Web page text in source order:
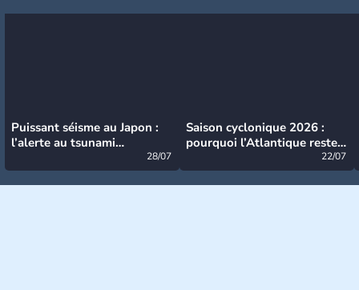
Puissant séisme au Japon :
l’alerte au tsunami
28/07
Saison cyclonique 2026 :
pourquoi l’Atlantique reste
22/07